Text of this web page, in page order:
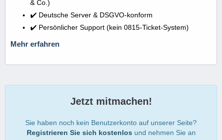
& Co.)
✔️ Deutsche Server & DSGVO-konform
✔️ Persönlicher Support (kein 0815-Ticket-System)
Mehr erfahren
Jetzt mitmachen!
Sie haben noch kein Benutzerkonto auf unserer Seite?
Registrieren Sie sich kostenlos und nehmen Sie an